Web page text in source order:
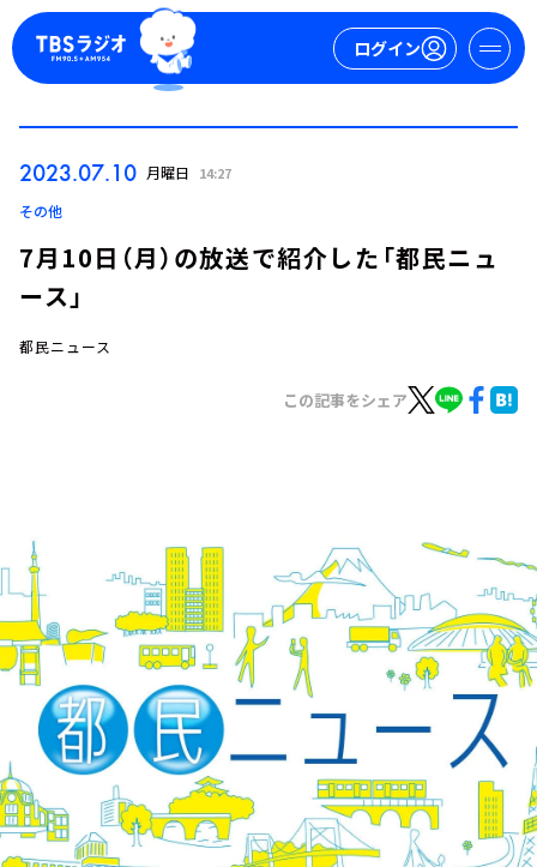
ログイン
イベント・グッズ
YouTube
会社情報
2023.07.10 月曜日 14:27
その他
7月10日（月）の放送で紹介した「都民ニュ
ース」
都民ニュース
この記事をシェア